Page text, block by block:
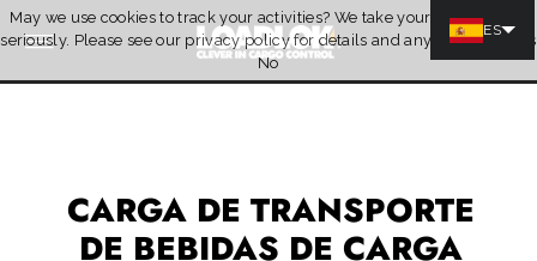
Ir directamente al contenido
Quotation
CARGA DE TRANSPORTE
DE BEBIDAS DE CARGA
May we use cookies to track your activities? We take your privacy very
seriously. Please see our privacy policy for details and any questions.
Yes
No
ES